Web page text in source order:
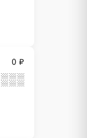
0 ₽